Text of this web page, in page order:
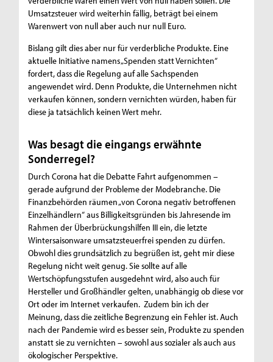
Umsatzsteuer wird weiterhin fällig, beträgt bei einem
Warenwert von null aber auch nur null Euro.
Bislang gilt dies aber nur für verderbliche Produkte. Eine
aktuelle Initiative namens „Spenden statt Vernichten“
fordert, dass die Regelung auf alle Sachspenden
angewendet wird. Denn Produkte, die Unternehmen nicht
verkaufen können, sondern vernichten würden, haben für
diese ja tatsächlich keinen Wert mehr.
Was besagt die eingangs erwähnte
Sonderregel?
Durch Corona hat die Debatte Fahrt aufgenommen –
gerade aufgrund der Probleme der Modebranche. Die
Finanzbehörden räumen „von Corona negativ betroffenen
Einzelhändlern“ aus Billigkeitsgründen bis Jahresende im
Rahmen der Überbrückungshilfen III ein, die letzte
Wintersaisonware umsatzsteuerfrei spenden zu dürfen.
Obwohl dies grundsätzlich zu begrüßen ist, geht mir diese
Regelung nicht weit genug. Sie sollte auf alle
Wertschöpfungsstufen ausgedehnt wird, also auch für
Hersteller und Großhändler gelten, unabhängig ob diese vor
Ort oder im Internet verkaufen. Zudem bin ich der
Meinung, dass die zeitliche Begrenzung ein Fehler ist. Auch
nach der Pandemie wird es besser sein, Produkte zu spenden
anstatt sie zu vernichten – sowohl aus sozialer als auch aus
ökologischer Perspektive.